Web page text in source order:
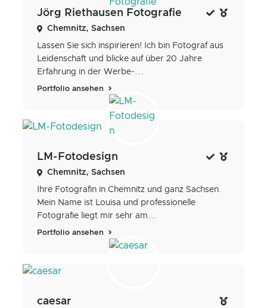
Jörg Riethausen Fotografie
Chemnitz, Sachsen
Lassen Sie sich inspirieren! Ich bin Fotograf aus
Leidenschaft und blicke auf über 20 Jahre
Erfahrung in der Werbe-...
Portfolio ansehen
LM-Fotodesign
Chemnitz, Sachsen
Ihre Fotografin in Chemnitz und ganz Sachsen.
Mein Name ist Louisa und professionelle
Fotografie liegt mir sehr am...
Portfolio ansehen
caesar